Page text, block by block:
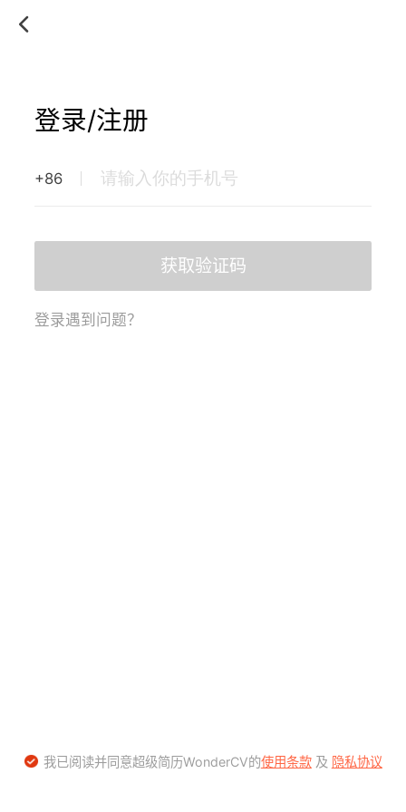
登录/注册
+86
获取验证码
登录遇到问题？
我已阅读并同意超级简历WonderCV的使用条款及 隐私协议